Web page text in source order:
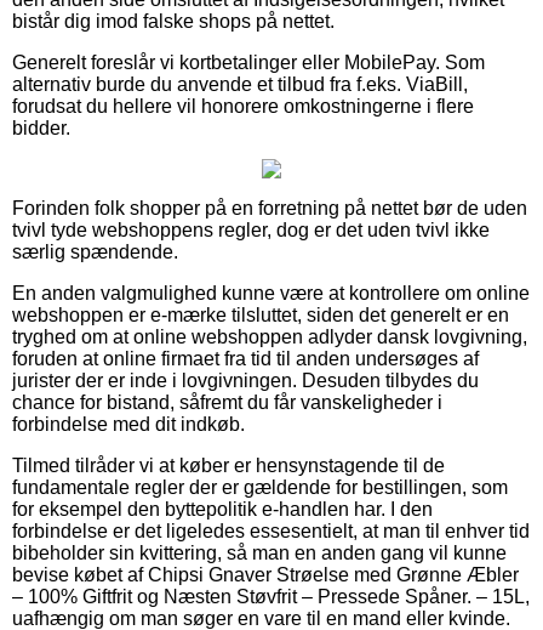
bistår dig imod falske shops på nettet.
Generelt foreslår vi kortbetalinger eller MobilePay. Som
alternativ burde du anvende et tilbud fra f.eks. ViaBill,
forudsat du hellere vil honorere omkostningerne i flere
bidder.
Forinden folk shopper på en forretning på nettet bør de uden
tvivl tyde webshoppens regler, dog er det uden tvivl ikke
særlig spændende.
En anden valgmulighed kunne være at kontrollere om online
webshoppen er e-mærke tilsluttet, siden det generelt er en
tryghed om at online webshoppen adlyder dansk lovgivning,
foruden at online firmaet fra tid til anden undersøges af
jurister der er inde i lovgivningen. Desuden tilbydes du
chance for bistand, såfremt du får vanskeligheder i
forbindelse med dit indkøb.
Tilmed tilråder vi at køber er hensynstagende til de
fundamentale regler der er gældende for bestillingen, som
for eksempel den byttepolitik e-handlen har. I den
forbindelse er det ligeledes essesentielt, at man til enhver tid
bibeholder sin kvittering, så man en anden gang vil kunne
bevise købet af Chipsi Gnaver Strøelse med Grønne Æbler
– 100% Giftfrit og Næsten Støvfrit – Pressede Spåner. – 15L,
uafhængig om man søger en vare til en mand eller kvinde.